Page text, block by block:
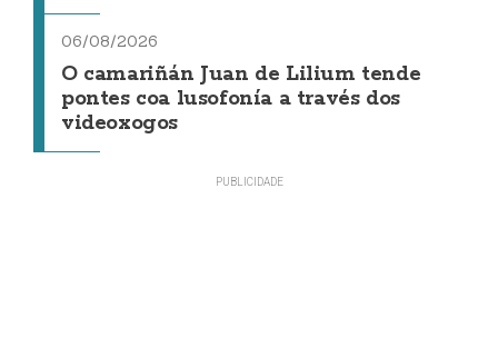
06/08/2026
O camariñán Juan de Lilium tende
pontes coa lusofonía a través dos
videoxogos